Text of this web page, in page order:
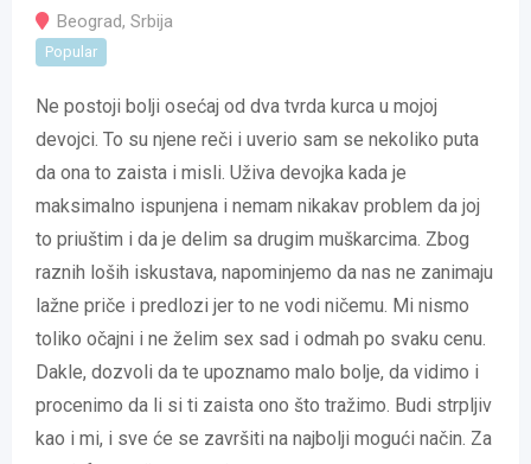
Beograd, Srbija
Popular
Ne postoji bolji osećaj od dva tvrda kurca u mojoj
devojci. To su njene reči i uverio sam se nekoliko puta
da ona to zaista i misli. Uživa devojka kada je
maksimalno ispunjena i nemam nikakav problem da joj
to priuštim i da je delim sa drugim muškarcima. Zbog
raznih loših iskustava, napominjemo da nas ne zanimaju
lažne priče i predlozi jer to ne vodi ničemu. Mi nismo
toliko očajni i ne želim sex sad i odmah po svaku cenu.
Dakle, dozvoli da te upoznamo malo bolje, da vidimo i
procenimo da li si ti zaista ono što tražimo. Budi strpljiv
kao i mi, i sve će se završiti na najbolji mogući način. Za